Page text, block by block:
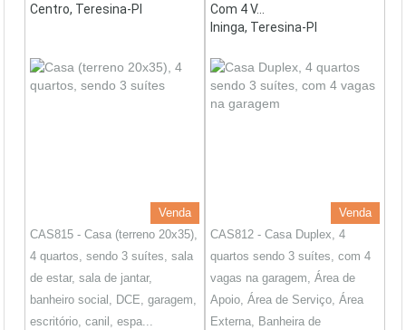
Centro, Teresina-PI
Venda
CAS815 - Casa (terreno 20x35),
4 quartos, sendo 3 suítes, sala
de estar, sala de jantar,
banheiro social, DCE, garagem,
escritório, canil, espa...
Com 4 V...
Ininga, Teresina-PI
Venda
CAS812 - Casa Duplex, 4
quartos sendo 3 suítes, com 4
vagas na garagem, Área de
Apoio, Área de Serviço, Área
Externa, Banheira de